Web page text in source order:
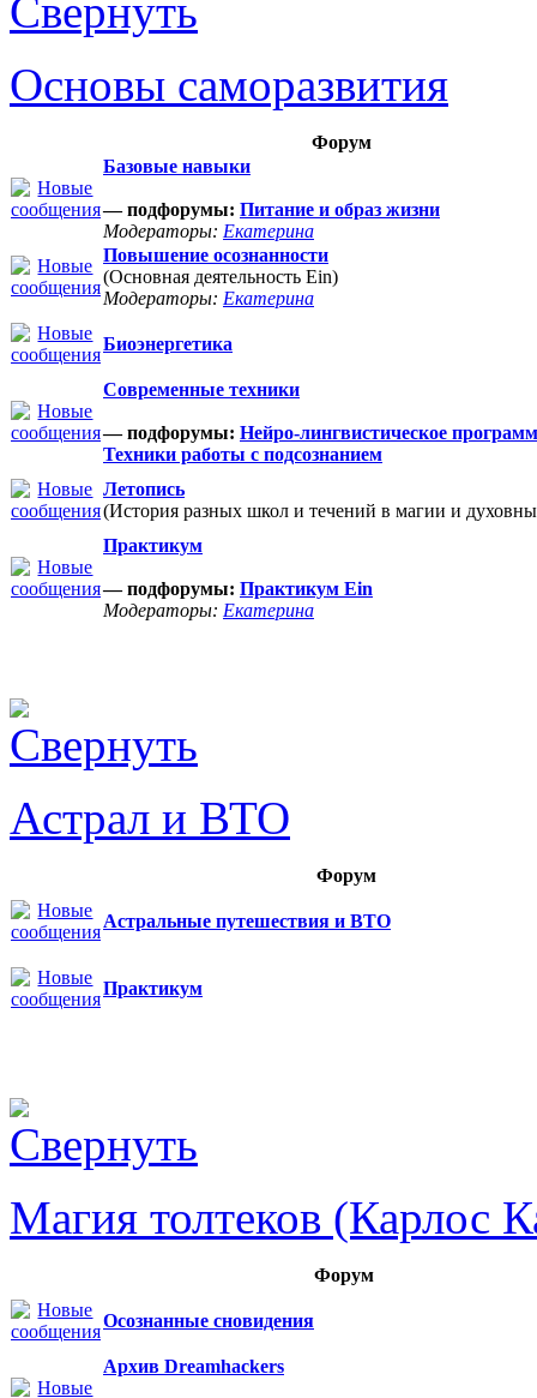
Основы саморазвития
Форум
Базовые навыки
— подфорумы: Питание и образ жизни
Модераторы: Екатерина
Повышение осознанности
(Основная деятельность Ein)
Модераторы: Екатерина
Биоэнергетика
Современные техники
— подфорумы: Нейро-лингвистическое
Техники работы с подсознанием
Летопись
(История разных школ и течений в магии и
Практикум
— подфорумы: Практикум Ein
Модераторы: Екатерина
Астрал и ВТО
Форум
Астральные путешествия и ВТО
Практикум
Магия толтеков (Карлос
Форум
Осознанные сновидения
Архив Dreamhackers